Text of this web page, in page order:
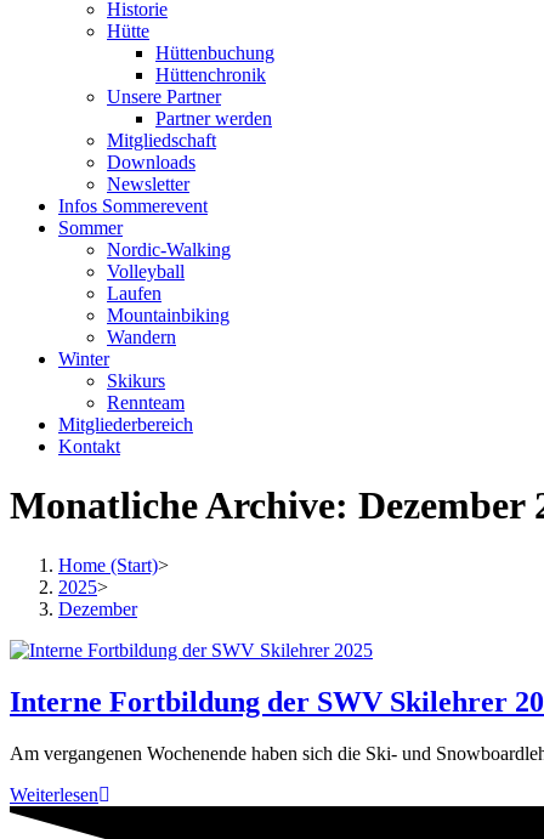
Historie
Hütte
Hüttenbuchung
Hüttenchronik
Unsere Partner
Partner werden
Mitgliedschaft
Downloads
Newsletter
Infos Sommerevent
Sommer
Nordic-Walking
Volleyball
Laufen
Mountainbiking
Wandern
Winter
Skikurs
Rennteam
Mitgliederbereich
Kontakt
Monatliche Archive: Dezember
Home (Start)>
2025>
Dezember
Interne Fortbildung der SWV Skilehrer
Am vergangenen Wochenende haben sich die Ski- und
Weiterlesen